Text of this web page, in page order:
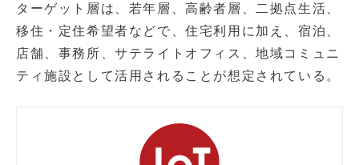
ターゲット層は、若年層、高齢者層、二拠点生活、
移住・定住希望者などで、住宅利用に加え、宿泊、
店舗、事務所、サテライトオフィス、地域コミュニ
ティ施設として活用されることが想定されている。